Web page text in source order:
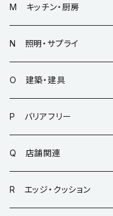
M キッチン・厨房
N 照明・サプライ
O 建築・建具
P バリアフリー
Q 店舗関連
R エッジ・クッション